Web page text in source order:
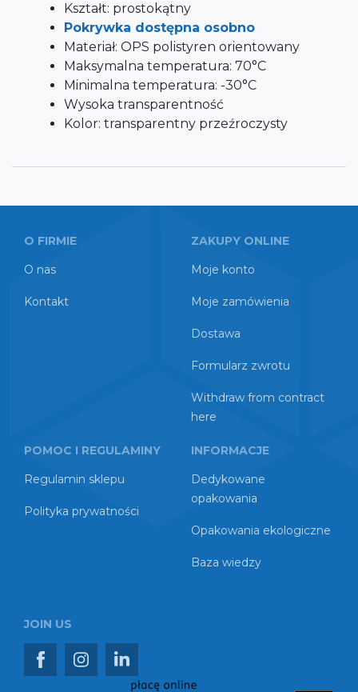
Kształt: prostokątny
Pokrywka dostępna osobno
Materiał: OPS polistyren orientowany
Maksymalna temperatura: 70°C
Minimalna temperatura: -30°C
Wysoka transparentność
Kolor: transparentny przeźroczysty
O FIRMIE
O nas
Kontakt
ZAKUPY ONLINE
Moje konto
Moje zamówienia
Dostawa
Formularz zwrotu
Withdraw from contract
here
POMOC I REGULAMINY
Regulamin sklepu
Polityka prywatności
INFORMACJE
Dedykowane
opakowania
Opakowania ekologiczne
Baza wiedzy
JOIN US